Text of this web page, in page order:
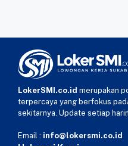
LokerSMI.co.id merupakan
terpercaya yang berfokus
sekitarnya. Update setiap
Email : info@lokersmi.co.id